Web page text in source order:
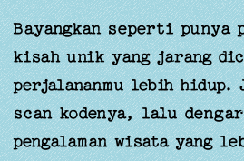
Bayangkan seperti punya
kisah unik yang jarang
perjalananmu lebih hidup.
scan kodenya, lalu
pengalaman wisata yang